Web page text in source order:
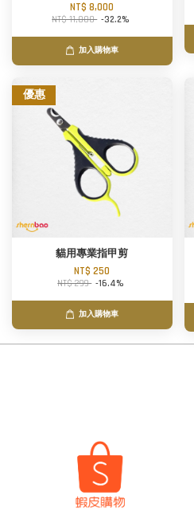
NT$ 8,000
NT$ 11,800 -32.2%
加入購物車
優惠
貓用專業指甲剪
NT$ 250
NT$ 299 -16.4%
加入購物車